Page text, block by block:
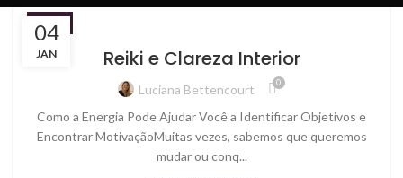
04
JAN
REIKI
Reiki e Clareza Interior
Luciana Bettencourt 0
Como a Energia Pode Ajudar Você a Identificar Objetivos e
Encontrar MotivaçãoMuitas vezes, sabemos que queremos
mudar ou conq...